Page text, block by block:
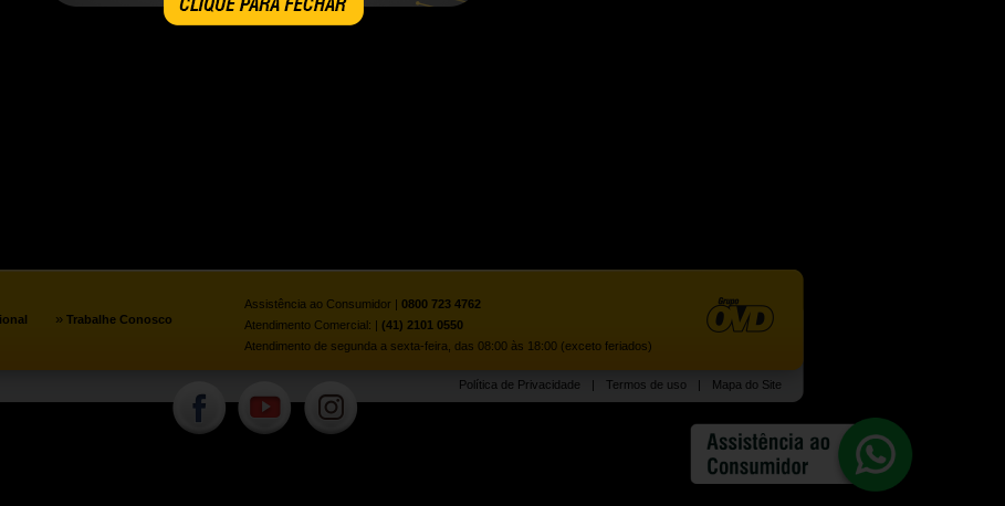
CLIQUE PARA FECHAR
» Trabalhe Conosco
Assistência ao Consumidor | 0800 723 4762
Atendimento Comercial: | (41) 2101 0550
Atendimento de segunda a sexta-feira, das 08:00 às 18:00 (exceto feriados)
Política de Privacidade | Termos de uso | Mapa do Site